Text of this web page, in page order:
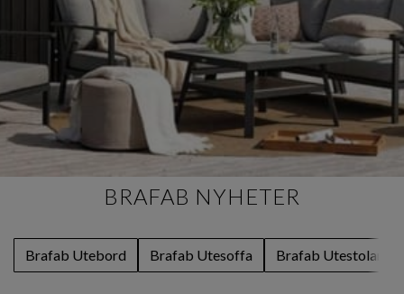
BRAFAB NYHETER
Brafab Utebord Brafab Utesoffa Brafab Utestolar